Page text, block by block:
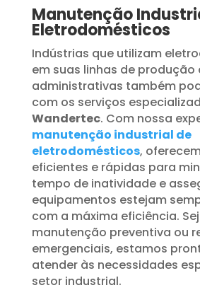
Manutenção
Eletrodomésticos
Indústrias que utilizam
em suas linhas de produção
administrativas também
com os serviços
Wandertec. Com nossa
manutenção industrial de
eletrodomésticos,
eficientes e rápidas para
tempo de inatividade e
equipamentos estejam
com a máxima eficiência.
manutenção preventiva ou
emergenciais, estamos
atender às necessidades
setor industrial.